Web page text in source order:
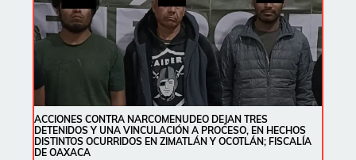
ACCIONES CONTRA NARCOMENUDEO DEJAN TRES
DETENIDOS Y UNA VINCULACIÓN A PROCESO, EN HECHOS
DISTINTOS OCURRIDOS EN ZIMATLÁN Y OCOTLÁN; FISCALÍA
DE OAXACA